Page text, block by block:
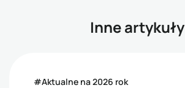
Inne artykuły
#Aktualne na 2026 rok